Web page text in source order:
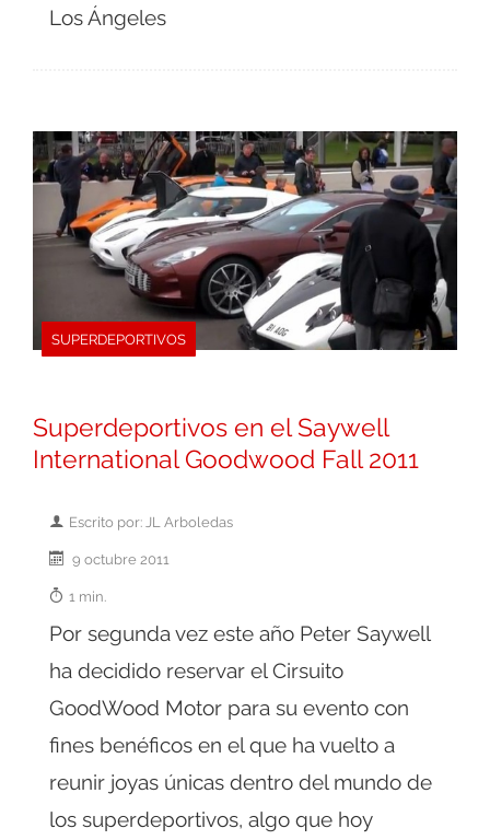
Los Ángeles
SUPERDEPORTIVOS
Superdeportivos en el Saywell
International Goodwood Fall 2011
Escrito por: JL Arboledas
9 octubre 2011
1 min.
Por segunda vez este año Peter Saywell
ha decidido reservar el Cirsuito
GoodWood Motor para su evento con
fines benéficos en el que ha vuelto a
reunir joyas únicas dentro del mundo de
los superdeportivos, algo que hoy